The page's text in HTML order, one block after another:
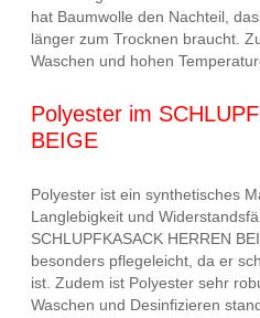
hat Baumwolle den Nachteil,
länger zum Trocknen braucht.
Waschen und hohen
Polyester im
BEIGE
Polyester ist ein synthetisches
Langlebigkeit und
SCHLUPFKASACK HERREN
besonders pflegeleicht, da er
ist. Zudem ist Polyester sehr
Waschen und Desinfizieren